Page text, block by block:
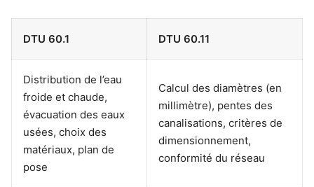
DTU 60.1 DTU 60.11
Distribution de l’eau
froide et chaude,
évacuation des eaux
usées, choix des
matériaux, plan de
pose
Calcul des diamètres (en
millimètre), pentes des
canalisations, critères de
dimensionnement,
conformité du réseau